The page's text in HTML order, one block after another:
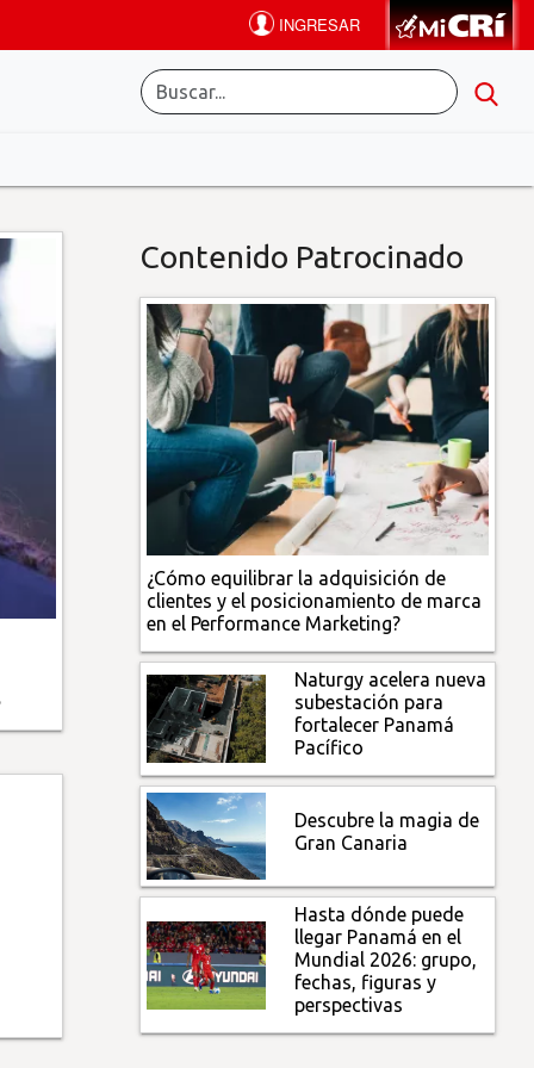
Contenido Patrocinado
¿Cómo equilibrar la adquisición de
clientes y el posicionamiento de marca
en el Performance Marketing?
Naturgy acelera nueva
subestación para
fortalecer Panamá
Pacífico
Descubre la magia de
Gran Canaria
Hasta dónde puede
llegar Panamá en el
Mundial 2026: grupo,
fechas, figuras y
perspectivas